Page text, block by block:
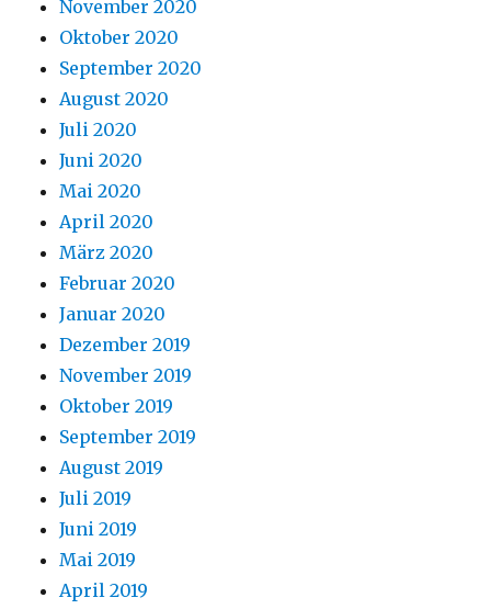
November 2020
Oktober 2020
September 2020
August 2020
Juli 2020
Juni 2020
Mai 2020
April 2020
März 2020
Februar 2020
Januar 2020
Dezember 2019
November 2019
Oktober 2019
September 2019
August 2019
Juli 2019
Juni 2019
Mai 2019
April 2019